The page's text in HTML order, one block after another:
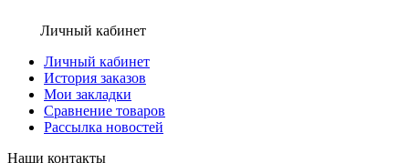
Личный кабинет
Личный кабинет
История заказов
Мои закладки
Сравнение товаров
Рассылка новостей
Наши контакты